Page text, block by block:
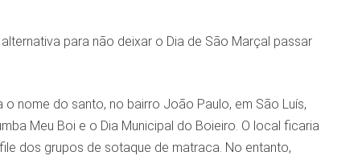
para não deixar o Dia de São Marçal passar
nome do santo, no bairro João Paulo, em São Luís,
Meu Boi e o Dia Municipal do Boieiro. O local ficaria
dos grupos de sotaque de matraca. No entanto,